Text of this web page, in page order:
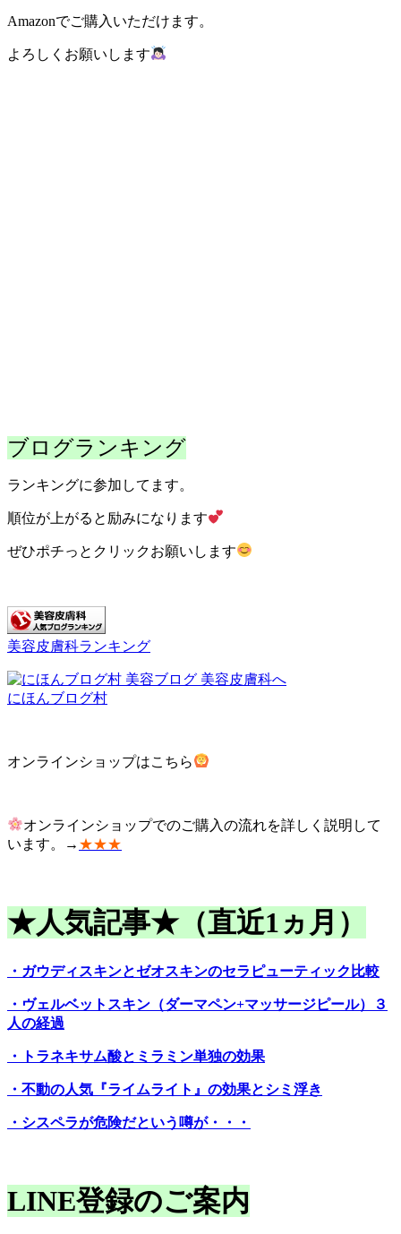
Amazonでご購入いただけます。
よろしくお願いします
ブログランキング
ランキングに参加してます。
順位が上がると励みになります
ぜひポチっとクリックお願いします
美容皮膚科ランキング
にほんブログ村
オンラインショップはこちら
オンラインショップでのご購入の流れを詳しく説明して
います。→ ★★★
★人気記事★（直近1ヵ月）
・ガウディスキンとゼオスキンのセラピューティック比較
・ヴェルベットスキン（ダーマペン+マッサージピール）３
人の経過
・トラネキサム酸とミラミン単独の効果
・不動の人気『ライムライト』の効果とシミ浮き
・シスペラが危険だという噂が・・・
LINE登録のご案内